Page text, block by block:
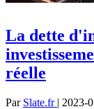
La dette
réelle
Par Slate.fr | 2023-